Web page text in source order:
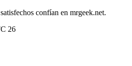
confían en mrgeek.net.